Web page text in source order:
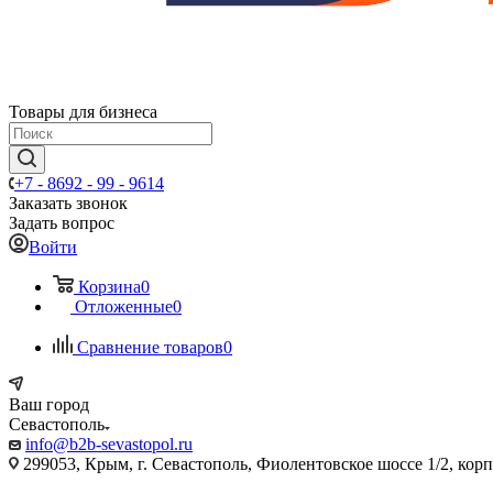
Товары для бизнеса
+7 - 8692 - 99 - 9614
Заказать звонок
Задать вопрос
Войти
Корзина0
Отложенные0
Сравнение товаров0
Ваш город
Севастополь
info@b2b-sevastopol.ru
299053, Крым, г. Севастополь, Фиолентовское шоссе 1/2,